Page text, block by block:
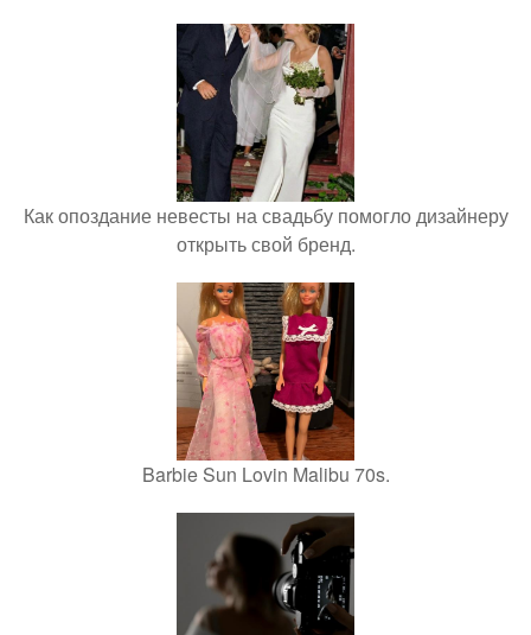
Как опоздание невесты на свадьбу помогло дизайнеру
открыть свой бренд.
Barbie Sun Lovin Malibu 70s.